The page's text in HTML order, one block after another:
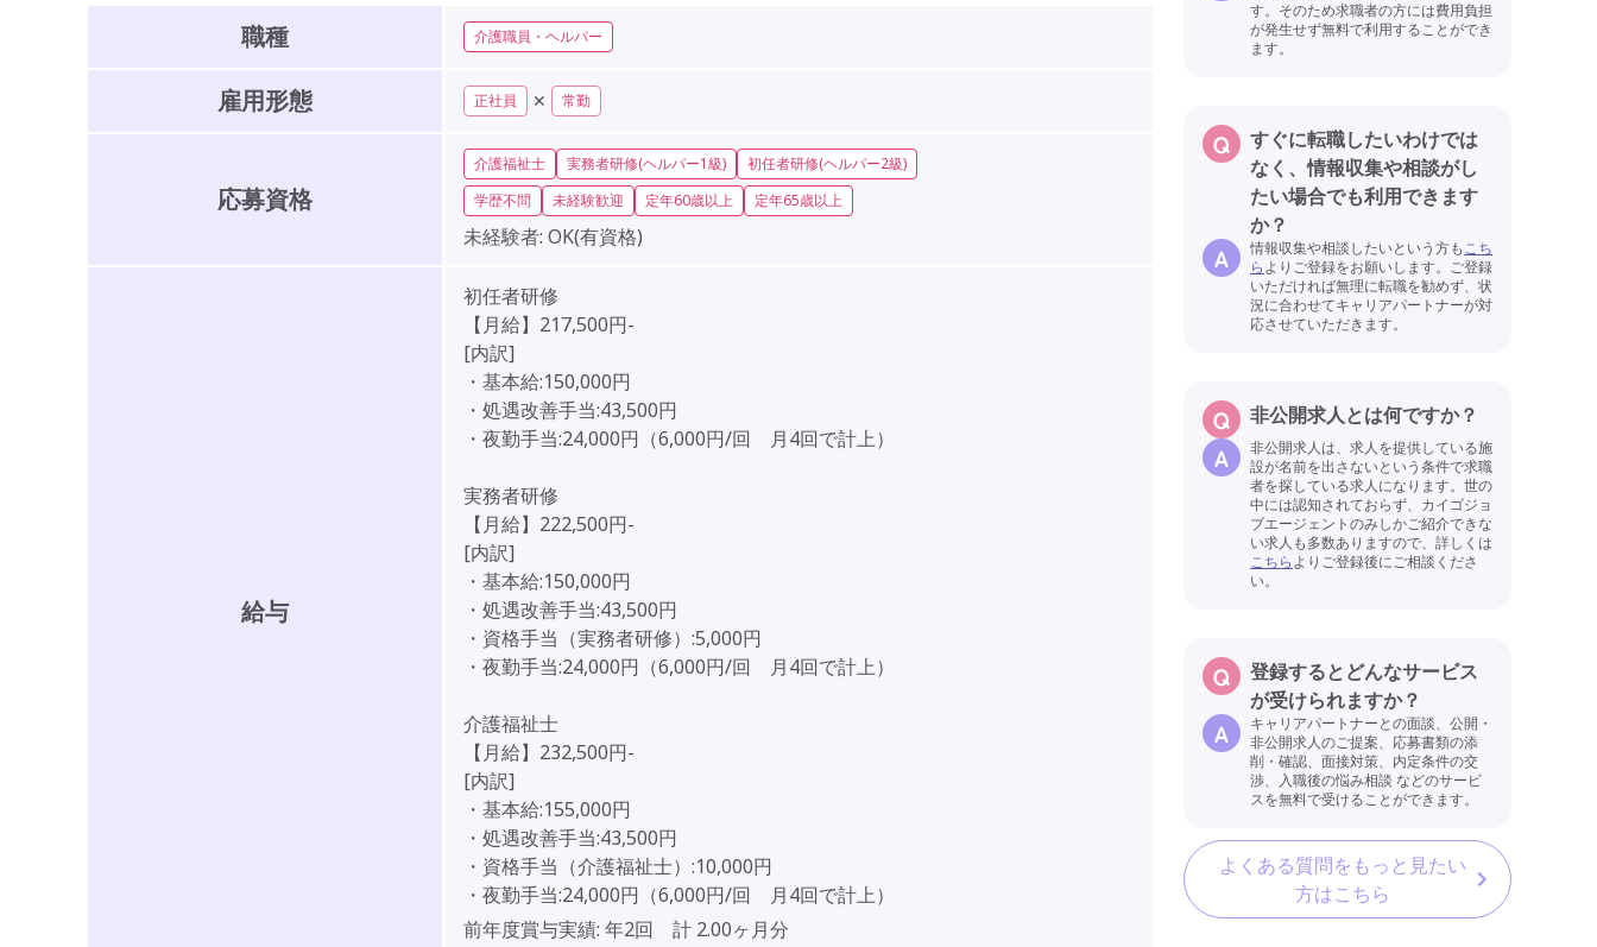
職種 介護職員・ヘルパー
雇用形態 正社員 ✕ 常勤
応募資格
介護福祉士 実務者研修(ヘルパー1級)
初任者研修(ヘルパー2級)
学歴不問
未経験歓迎 定年60歳以上 定年65歳以上
未経験者: OK(有資格)
給与
初任者研修
【月給】217,500円-
[内訳]
・基本給:150,000円
・処遇改善手当:43,500円
・夜勤手当:24,000円（6,000円/回 月4回で計上）
実務者研修
【月給】222,500円-
[内訳]
・基本給:150,000円
・処遇改善手当:43,500円
・資格手当（実務者研修）:5,000円
・夜勤手当:24,000円（6,000円/回 月4回で計上）
介護福祉士
【月給】232,500円-
[内訳]
・基本給:155,000円
・処遇改善手当:43,500円
・資格手当（介護福祉士）:10,000円
・夜勤手当:24,000円（6,000円/回 月4回で計上）
前年度賞与実績: 年2回 計 2.00ヶ月分
す。そのため求職者の方には費用負担
が発生せず無料で利用することができ
ます。
すぐに転職したいわけでは
なく、情報収集や相談がし
たい場合でも利用できます
か？
情報収集や相談したいという方もこち
らよりご登録をお願いします。ご登録
いただければ無理に転職を勧めず、状
況に合わせてキャリアパートナーが対
応させていただきます。
非公開求人とは何ですか？
非公開求人は、求人を提供している施
設が名前を出さないという条件で求職
者を探している求人になります。世の
中には認知されておらず、カイゴジョ
ブエージェントのみしかご紹介できな
い求人も多数ありますので、詳しくは
こちらよりご登録後にご相談くださ
い。
登録するとどんなサービス
が受けられますか？
キャリアパートナーとの面談、公開・
非公開求人のご提案、応募書類の添
削・確認、面接対策、内定条件の交
渉、入職後の悩み相談 などのサービ
スを無料で受けることができます。
よくある質問をもっと見たい
方はこちら